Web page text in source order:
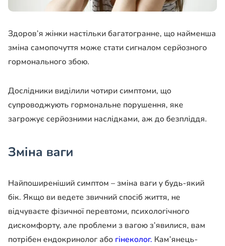
Здоров’я жінки настільки багатогранне, що найменша
зміна самопочуття може стати сигналом серйозного
гормонального збою.
Дослідники виділили чотири симптоми, що
супроводжують гормональне порушення, яке
загрожує серйозними наслідками, аж до безпліддя.
Зміна ваги
Найпоширеніший симптом – зміна ваги у будь-який
бік. Якщо ви ведете звичний спосіб життя, не
відчуваєте фізичної перевтоми, психологічного
дискомфорту, але проблеми з вагою з’явилися, вам
потрібен ендокринолог або гінеколог. Кам’янець-